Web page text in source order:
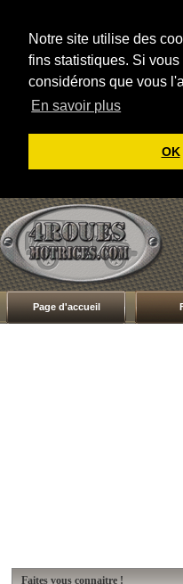
Notre site utilise des
fins statistiques. Si
considérons que vous
En savoir plus
OK
Page d'accueil
Faites vous connaitre !